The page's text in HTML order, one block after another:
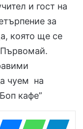
и гост на
за
която ще се
Първомай.
чуем на
кафе”